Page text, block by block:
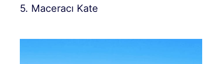
5. Maceracı Kate